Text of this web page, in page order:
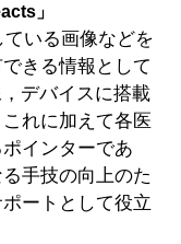
」
ている画像などを
きる情報として
デバイスに搭載
れに加えて各医
インターであ
手技の向上のた
ートとして役立